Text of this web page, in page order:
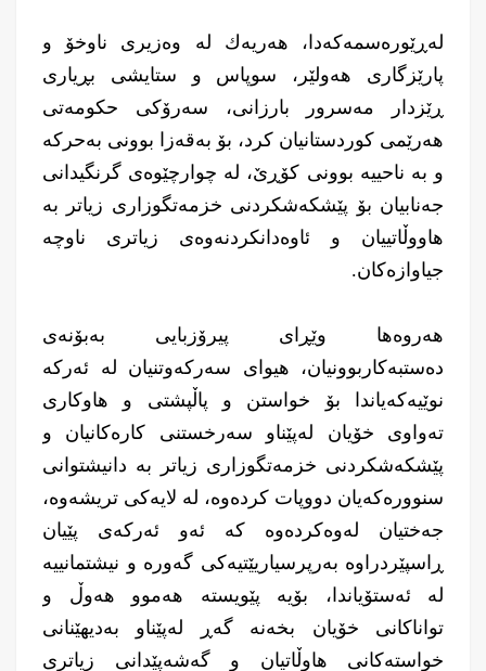
لەڕێورەسمەكەدا، هەریەك لە وەزیری ناوخۆ و
پارێزگاری هەولێر، سوپاس و ستایشی بڕیاری
ڕێزدار مەسرور بارزانی، سەرۆكی حكومەتی
هەرێمی كوردستانیان كرد، بۆ بەقەزا بوونی بەحركە
و بە ناحییە بوونی كۆڕێ، لە چوارچێوەی گرنگیدانی
جەنابیان بۆ پێشکەشکردنی خزمەتگوزاری زیاتر بە
هاووڵاتییان و ئاوەدانکردنەوەی زیاتری ناوچە
جیاوازەکان.
هەروەها وێڕای پیرۆزبایی بەبۆنەی
دەستبەکاربوونیان، هیوای سەرکەوتنیان لە ئەرکە
نوێیەکەیاندا بۆ خواستن و پاڵپشتی و هاوکاری
تەواوی خۆیان لەپێناو سەرخستنى کارەکانیان و
پێشکەشکردنی خزمەتگوزاری زیاتر بە دانیشتوانى
سنوورەكەیان دووپات كردەوە، لە لایەکی تریشەوە،
جەختیان لەوەكردەوە كە ئەو ئەركەی پێیان
ڕاسپێردراوە بەرپرسیاریێتیەكی گەورە و نیشتمانییە
لە ئەستۆیاندا، بۆیە پێویستە هەموو هەوڵ و
تواناکانی خۆیان بخەنە گەڕ لەپێناو بەدیهێنانی
خواستەکانی هاوڵاتیان و گەشەپێدانی زیاتری